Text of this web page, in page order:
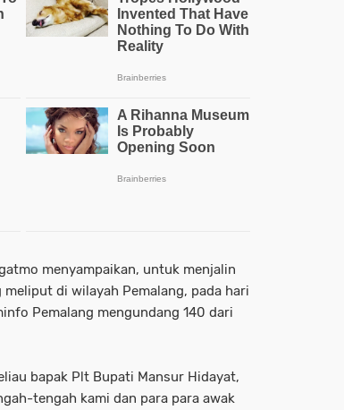
menyampaikan, untuk menjalin
di wilayah Pemalang, pada hari
Pemalang mengundang 140 dari
bapak Plt Bupati Mansur Hidayat,
tengah kami dan para para awak